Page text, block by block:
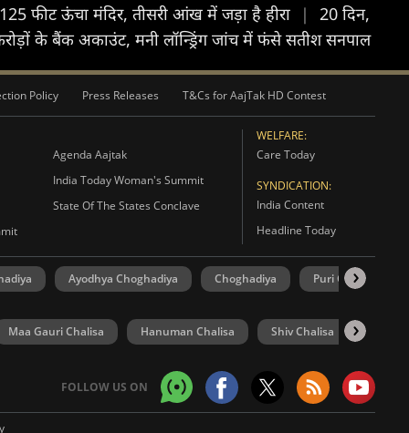
फीट ऊंचा मंदिर, तीसरी आंख में जड़ा है हीरा |
20 दिन,
के बैंक अकाउंट, मनी लॉन्ड्रिंग जांच में फंसे सतीश सनपाल
Policy Press Releases T&Cs for AajTak HD Contest
Agenda Aajtak
India Today Woman's Summit
State Of The States Conclave
WELFARE:
Care Today
SYNDICATION:
India Content
Headline Today
Ayodhya Choghadiya Choghadiya Puri Choghadiya
Maa Gauri Chalisa Hanuman Chalisa Shiv Chalisa
FOLLOW US ON